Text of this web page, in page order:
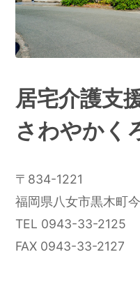
居宅介護支
さわやかく
〒834-1221
福岡県八女市黒木町
TEL 0943-33-2125
FAX 0943-33-2127